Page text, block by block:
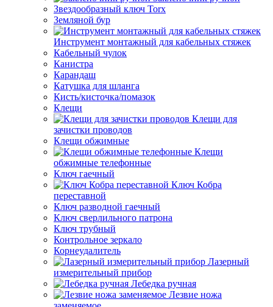
Звездообразный ключ Torx
Земляной бур
Инструмент монтажный для кабельных стяжек
Кабельный чулок
Канистра
Карандаш
Катушка для шланга
Кисть/кисточка/помазок
Клещи
Клещи для
зачистки проводов
Клещи обжимные
Клещи
обжимные телефонные
Ключ гаечный
Ключ Кобра
переставной
Ключ разводной гаечный
Ключ сверлильного патрона
Ключ трубный
Контрольное зеркало
Корнеудалитель
Лазерный
измерительный прибор
Лебедка ручная
Лезвие ножа